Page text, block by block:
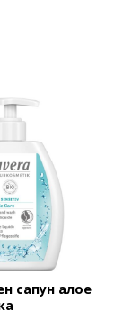
сапун алое